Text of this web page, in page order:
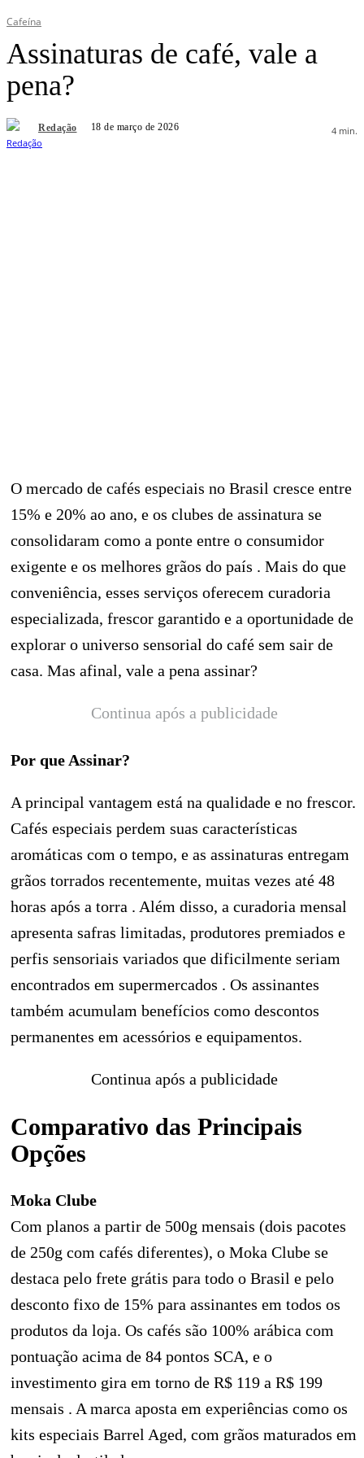
Cafeína
Assinaturas de café, vale a
pena?
Redação 18 de março de 2026 4 min.
O mercado de cafés especiais no Brasil cresce entre
15% e 20% ao ano, e os clubes de assinatura se
consolidaram como a ponte entre o consumidor
exigente e os melhores grãos do país . Mais do que
conveniência, esses serviços oferecem curadoria
especializada, frescor garantido e a oportunidade de
explorar o universo sensorial do café sem sair de
casa. Mas afinal, vale a pena assinar?
Continua após a publicidade
Por que Assinar?
A principal vantagem está na qualidade e no frescor.
Cafés especiais perdem suas características
aromáticas com o tempo, e as assinaturas entregam
grãos torrados recentemente, muitas vezes até 48
horas após a torra . Além disso, a curadoria mensal
apresenta safras limitadas, produtores premiados e
perfis sensoriais variados que dificilmente seriam
encontrados em supermercados . Os assinantes
também acumulam benefícios como descontos
permanentes em acessórios e equipamentos.
Continua após a publicidade
Comparativo das Principais
Opções
Moka Clube
Com planos a partir de 500g mensais (dois pacotes
de 250g com cafés diferentes), o Moka Clube se
destaca pelo frete grátis para todo o Brasil e pelo
desconto fixo de 15% para assinantes em todos os
produtos da loja. Os cafés são 100% arábica com
pontuação acima de 84 pontos SCA, e o
investimento gira em torno de R$ 119 a R$ 199
mensais . A marca aposta em experiências como os
kits especiais Barrel Aged, com grãos maturados em